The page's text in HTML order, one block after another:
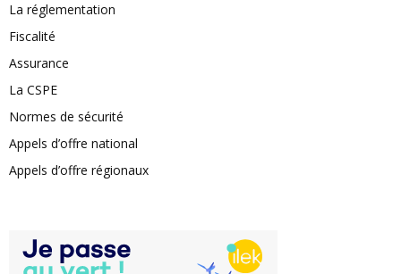
La réglementation
Fiscalité
Assurance
La CSPE
Normes de sécurité
Appels d’offre national
Appels d’offre régionaux